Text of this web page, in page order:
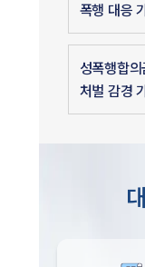
폭행 대응
성폭행합
처벌 감경